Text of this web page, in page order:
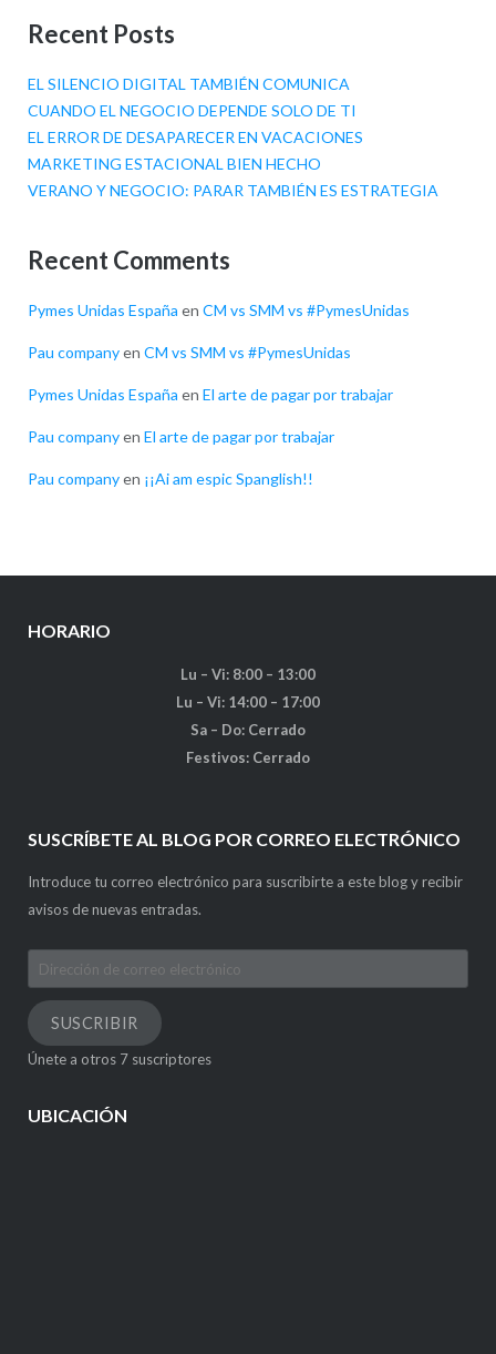
Recent Posts
EL SILENCIO DIGITAL TAMBIÉN COMUNICA
CUANDO EL NEGOCIO DEPENDE SOLO DE TI
EL ERROR DE DESAPARECER EN VACACIONES
MARKETING ESTACIONAL BIEN HECHO
VERANO Y NEGOCIO: PARAR TAMBIÉN ES ESTRATEGIA
Recent Comments
Pymes Unidas España en CM vs SMM vs #PymesUnidas
Pau companyen CM vs SMM vs #PymesUnidas
Pymes Unidas España en El arte de pagar por trabajar
Pau companyen El arte de pagar por trabajar
Pau companyen ¡¡Ai am espic Spanglish!!
HORARIO
Lu – Vi: 8:00 – 13:00
Lu – Vi: 14:00 – 17:00
Sa – Do: Cerrado
Festivos: Cerrado
SUSCRÍBETE AL BLOG POR CORREO ELECTRÓNICO
Introduce tu correo electrónico para suscribirte a este blog y recibir
avisos de nuevas entradas.
Dirección
de
correo
electrónico
SUSCRIBIR
Únete a otros 7 suscriptores
UBICACIÓN